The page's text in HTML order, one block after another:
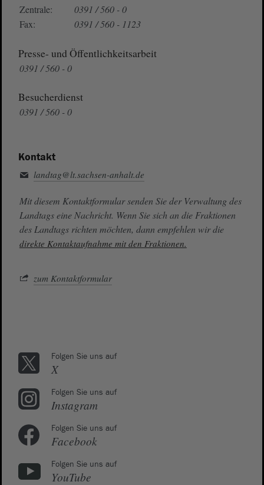
Zentrale:
0391 / 560 - 0
Fax:
0391 / 560 - 1123
Presse- und Öffentlichkeitsarbeit
0391 / 560 - 0
Besucherdienst
0391 / 560 - 0
Kontakt
landtag@lt.sachsen-anhalt.de
Mit diesem Kontaktformular senden Sie der Verwaltung des
Landtags eine Nachricht. Wenn Sie sich an die Fraktionen
des Landtags richten möchten, dann empfehlen wir die
direkte Kontaktaufnahme mit den Fraktionen.
zum Kontaktformular
Folgen Sie uns auf
X
Folgen Sie uns auf
Instagram
Folgen Sie uns auf
Facebook
Folgen Sie uns auf
YouTube